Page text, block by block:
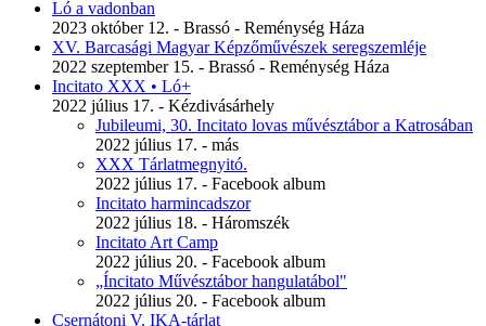
Ló a vadonban
2023 október 12. - Brassó - Reménység Háza
XV. Barcasági Magyar Képzőművészek seregszemléje
2022 szeptember 15. - Brassó - Reménység Háza
Incitato XXX • Ló+
2022 július 17. - Kézdivásárhely
Jubileumi, 30. Incitato lovas művésztábor a Katrosában
2022 július 17. - más
XXX Tárlatmegnyitó.
2022 július 17. - Facebook album
Incitato harmincadszor
2022 július 18. - Háromszék
Incitato Art Camp
2022 július 20. - Facebook album
„Íncitato Művésztábor hangulatábol"
2022 július 20. - Facebook album
Csernátoni V. IKA-tárlat